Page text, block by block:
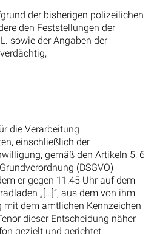
der bisherigen polizeilichen
den Feststellungen der
sowie der Angaben der
die Verarbeitung
einschließlich der
gemäß den Artikeln 5, 6
(DSGVO)
er gegen 11:45 Uhr auf dem
„[…]“, aus dem von ihm
mit dem amtlichen Kennzeichen
dieser Entscheidung näher
gezielt und gerichtet